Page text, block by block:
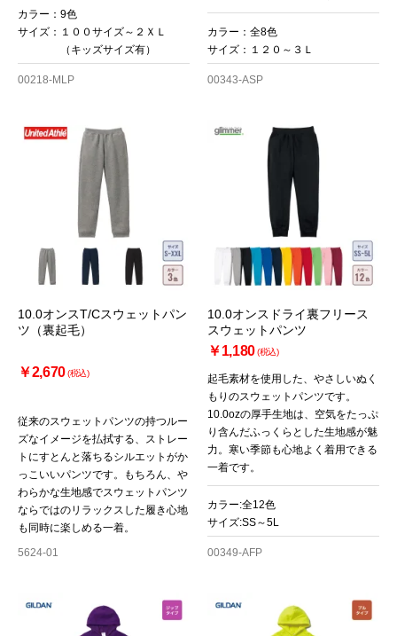
カラー：9色
サイズ：１００サイズ～２ＸＬ
（キッズサイズ有）
00218-MLP
カラー：全8色
サイズ：１２０～３Ｌ
00343-ASP
10.0オンスT/Cスウェットパン
ツ（裏起毛）
￥2,670(税込)
従来のスウェットパンツの持つルー
ズなイメージを払拭する、ストレー
トにすとんと落ちるシルエットがか
っこいいパンツです。もちろん、や
わらかな生地感でスウェットパンツ
ならではのリラックスした履き心地
も同時に楽しめる一着。
5624-01
10.0オンスドライ裏フリース
スウェットパンツ
￥1,180(税込)
起毛素材を使用した、やさしいぬく
もりのスウェットパンツです。
10.0ozの厚手生地は、空気をたっぷ
り含んだふっくらとした生地感が魅
力。寒い季節も心地よく着用できる
一着です。
カラー:全12色
サイズ:SS～5L
00349-AFP